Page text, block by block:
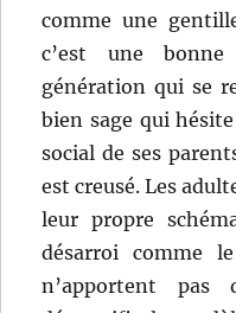
comme une
c’est une
génération qui se
bien sage qui
social de ses
est creusé. Les
leur propre
désarroi comme
n’apportent pas